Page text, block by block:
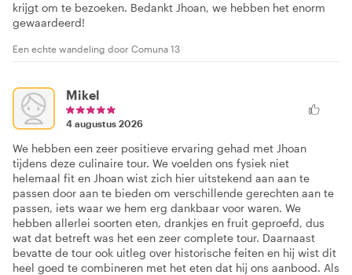
krijgt om te bezoeken. Bedankt Jhoan, we hebben het enorm
gewaardeerd!
Een echte wandeling door Comuna 13
Mikel
4 augustus 2026
We hebben een zeer positieve ervaring gehad met Jhoan
tijdens deze culinaire tour. We voelden ons fysiek niet
helemaal fit en Jhoan wist zich hier uitstekend aan aan te
passen door aan te bieden om verschillende gerechten aan te
passen, iets waar we hem erg dankbaar voor waren. We
hebben allerlei soorten eten, drankjes en fruit geproefd, dus
wat dat betreft was het een zeer complete tour. Daarnaast
bevatte de tour ook uitleg over historische feiten en hij wist dit
heel goed te combineren met het eten dat hij ons aanbood. Als